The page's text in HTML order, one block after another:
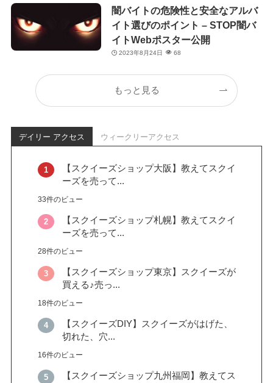
闇バイトの危険性と安全なアルバ
イト選びのポイント – STOP闇バ
イトWebポスター公開
2023年8月24日 68
もっと見る
デイリー アクセス ウィークリーアクセス
【スクイーズショップ大阪】教えてスクイ
ーズを売って...
33件のビュー
【スクイーズショップ札幌】教えてスクイ
ーズを売って...
28件のビュー
【スクイーズショップ東京】スクイーズが
買える♪売っ...
18件のビュー
【スクイーズDIY】スクイーズがはげた、
切れた、穴...
16件のビュー
【スクイーズショップ九州福岡】教えてス